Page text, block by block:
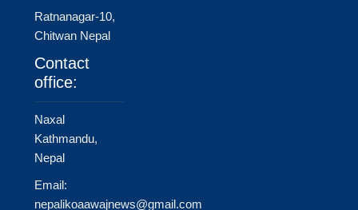
Ratnanagar-10,
Chitwan Nepal
Contact
office:
Naxal
Kathmandu,
Nepal
Email:
nepalikoaawajnews@gmail.com